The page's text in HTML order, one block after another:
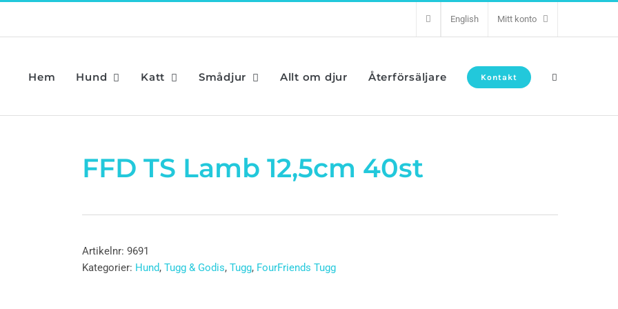
English Mitt konto
Hem Hund Katt Smådjur Allt om djur Återförsäljare Kontakt
FFD TS Lamb 12,5cm 40st
Artikelnr: 9691
Kategorier: Hund, Tugg & Godis, Tugg, FourFriends Tugg